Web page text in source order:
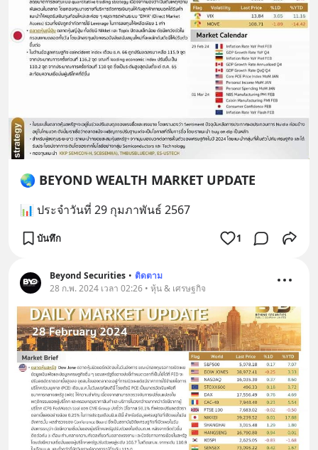
🌏 BEYOND WEALTH MARKET UPDATE
📊 ประจำวันที่ 29 กุมภาพันธ์ 2567
บันทึก 1
Beyond Securities • ติดตาม
28 ก.พ. 2024 เวลา 02:26 • หุ้น & เศรษฐกิจ